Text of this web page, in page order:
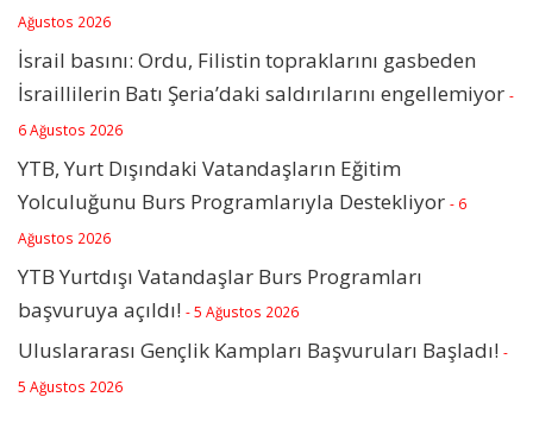
Ağustos 2026
İsrail basını: Ordu, Filistin topraklarını gasbeden
İsraillilerin Batı Şeria’daki saldırılarını engellemiyor -
6 Ağustos 2026
YTB, Yurt Dışındaki Vatandaşların Eğitim
Yolculuğunu Burs Programlarıyla Destekliyor - 6
Ağustos 2026
YTB Yurtdışı Vatandaşlar Burs Programları
başvuruya açıldı! - 5 Ağustos 2026
Uluslararası Gençlik Kampları Başvuruları Başladı! -
5 Ağustos 2026